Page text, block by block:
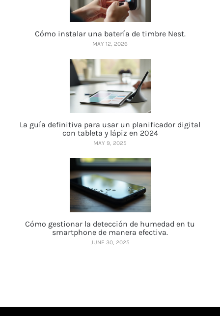
Cómo instalar una batería de timbre Nest.
MAY 12, 2026
La guía definitiva para usar un planificador digital
con tableta y lápiz en 2024
MAY 9, 2025
Cómo gestionar la detección de humedad en tu
smartphone de manera efectiva.
JUNE 30, 2025